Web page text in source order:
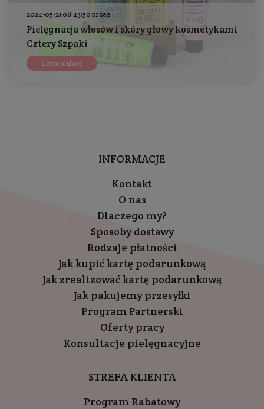
2024-05-21 08:43:50 przez
Pielęgnacja włosów i skóry głowy kosmetykami
Cztery Szpaki
Czytaj całość
INFORMACJE
Kontakt
O nas
Dlaczego my?
Sposoby dostawy
Rodzaje płatności
Jak kupić kartę podarunkową
Jak zrealizować kartę podarunkową
Jak pakujemy przesyłki
Program Partnerski
Oferty pracy
Konsultacje pielęgnacyjne
STREFA KLIENTA
Program Rabatowy